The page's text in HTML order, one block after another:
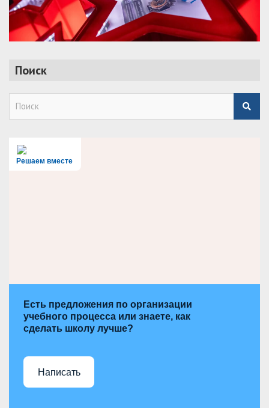
Поиск
Решаем вместе
Есть предложения по организации
учебного процесса или знаете, как
сделать школу лучше?
Написать